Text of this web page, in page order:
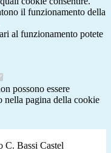
il funzionamento della
al funzionamento potete
possono essere
nella pagina della cookie
C. Bassi Castel